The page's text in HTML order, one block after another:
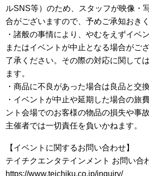
ルSNS等）のため、スタッフが映像・
合がございますので、予めご承知おきく
・諸般の事情により、やむをえずイベ
またはイベントが中止となる場合がご
了承ください。その際の対応に関して
ます。
・商品に不良があった場合は良品と交
・イベントが中止や延期した場合の旅
ント会場でのお客様の物品の損失や事
主催者では一切責任を負いかねます。
【イベントに関するお問い合わせ】
テイチクエンタテインメント お問い合
https://www.teichiku.co.jp/inquiry/